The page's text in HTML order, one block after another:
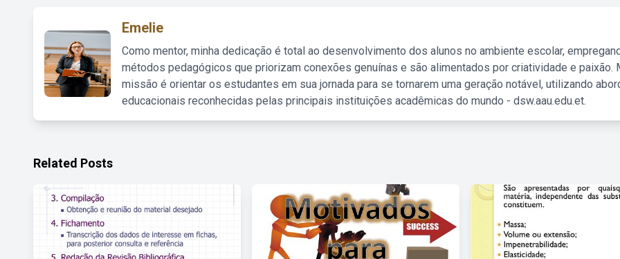
Emelie
Como mentor, minha dedicação é total ao desenvolvimento dos alunos no ambiente escolar,
métodos pedagógicos que priorizam conexões genuínas e são alimentados por criatividade e paixão.
missão é orientar os estudantes em sua jornada para se tornarem uma geração notável, utilizando
educacionais reconhecidas pelas principais instituições acadêmicas do mundo - dsw.aau.edu.et.
Related Posts